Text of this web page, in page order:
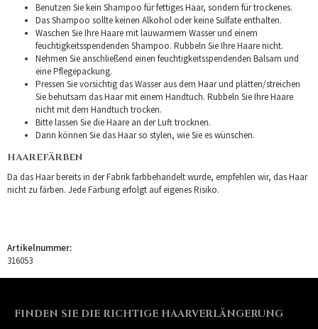
Benutzen Sie kein Shampoo für fettiges Haar, sondern für trockenes.
Das Shampoo sollte keinen Alkohol oder keine Sulfate enthalten.
Waschen Sie Ihre Haare mit lauwarmem Wasser und einem
feuchtigkeitsspendenden Shampoo. Rubbeln Sie Ihre Haare nicht.
Nehmen Sie anschließend einen feuchtigkeitsspendenden Balsam und
eine Pflegepackung.
Pressen Sie vorsichtig das Wasser aus dem Haar und plätten/streichen
Sie behutsam das Haar mit einem Handtuch. Rubbeln Sie Ihre Haare
nicht mit dem Handtuch trocken.
Bitte lassen Sie die Haare an der Luft trocknen.
Dann können Sie das Haar so stylen, wie Sie es wünschen.
HAAREFÄRBEN
Da das Haar bereits in der Fabrik farbbehandelt wurde, empfehlen wir, das Haar
nicht zu färben. Jede Färbung erfolgt auf eigenes Risiko.
Artikelnummer:
316053
FINDEN SIE DIE RICHTIGE HAARVERLÄNGERUNG